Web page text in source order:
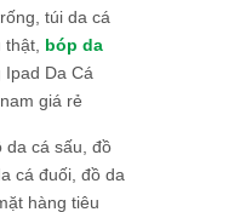
túi da cá
bóp da
Da Cá
giá rẻ
da cá sấu, đồ
cá đuối, đồ da
hàng tiêu